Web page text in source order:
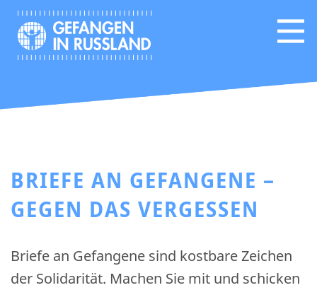
BRIEFE AN GEFANGENE –
GEGEN DAS VERGESSEN
Briefe an Gefangene sind kostbare Zeichen
der Solidarität. Machen Sie mit und schicken